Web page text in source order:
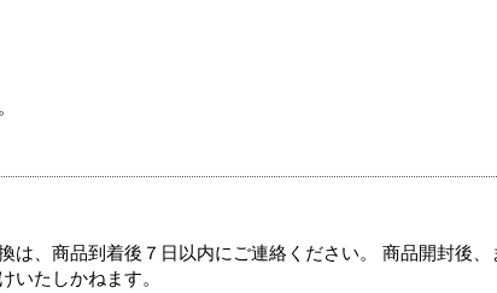
は、商品到着後７日以内にご連絡ください。 商品開封後
いたしかねます。